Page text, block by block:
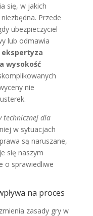
się, w jakich
Przede
ubezpieczyciel
lub odmawia
ekspertyza
wysokość
nie
technicznej dla
w sytuacjach
są naruszane,
się naszym
o sprawiedliwe
na proces
zasady gry w